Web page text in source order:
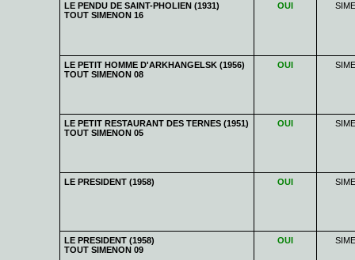
LE PENDU DE SAINT-PHOLIEN (1931)
TOUT SIMENON 16
OUI
LE PETIT HOMME D'ARKHANGELSK (1956)
TOUT SIMENON 08
OUI
LE PETIT RESTAURANT DES TERNES (1951)
TOUT SIMENON 05
OUI
LE PRESIDENT (1958) OUI
LE PRESIDENT (1958)
TOUT SIMENON 09
OUI